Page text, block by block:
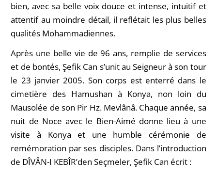
bien, avec sa belle voix douce et intense, intuitif et
attentif au moindre détail, il reflétait les plus belles
qualités Mohammadiennes.
Après une belle vie de 96 ans, remplie de services
et de bontés, Şefik Can s’unit au Seigneur à son tour
le 23 janvier 2005. Son corps est enterré dans le
cimetière des Hamushan à Konya, non loin du
Mausolée de son Pir Hz. Mevlânâ. Chaque année, sa
nuit de Noce avec le Bien-Aimé donne lieu à une
visite à Konya et une humble cérémonie de
remémoration par ses disciples. Dans l’introduction
de DÎVÂN-I KEBÎR’den Seçmeler, Şefik Can écrit :